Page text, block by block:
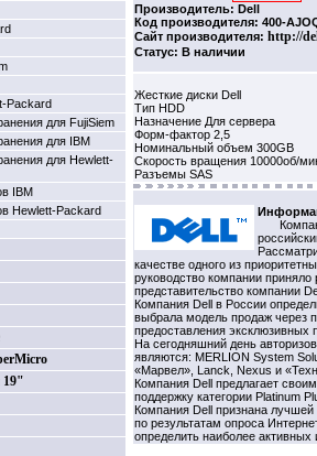
Packard
для FujiSiem
для IBM
для Hewlett-
IBM
Hewlett-Packard
19"
Производитель: Dell
Код производителя: 400-
Сайт производителя: http://
Статус: В наличии
Жесткие диски Dell
Тип HDD
Назначение Для сервера
Форм-фактор 2,5
Номинальный объем 300GB
Скорость вращения 10000об/
Разъемы SAS
качестве одного из
руководство компании
представительство компании
Компания Dell в России
выбрала модель продаж через
предоставления эксклюзивных
На сегодняшний день
являются: MERLION System
«Марвел», Lanck, Nexus и
Компания Dell предлагает
поддержку категории Platinum
Компания Dell признана
по результатам опроса
определить наиболее активных